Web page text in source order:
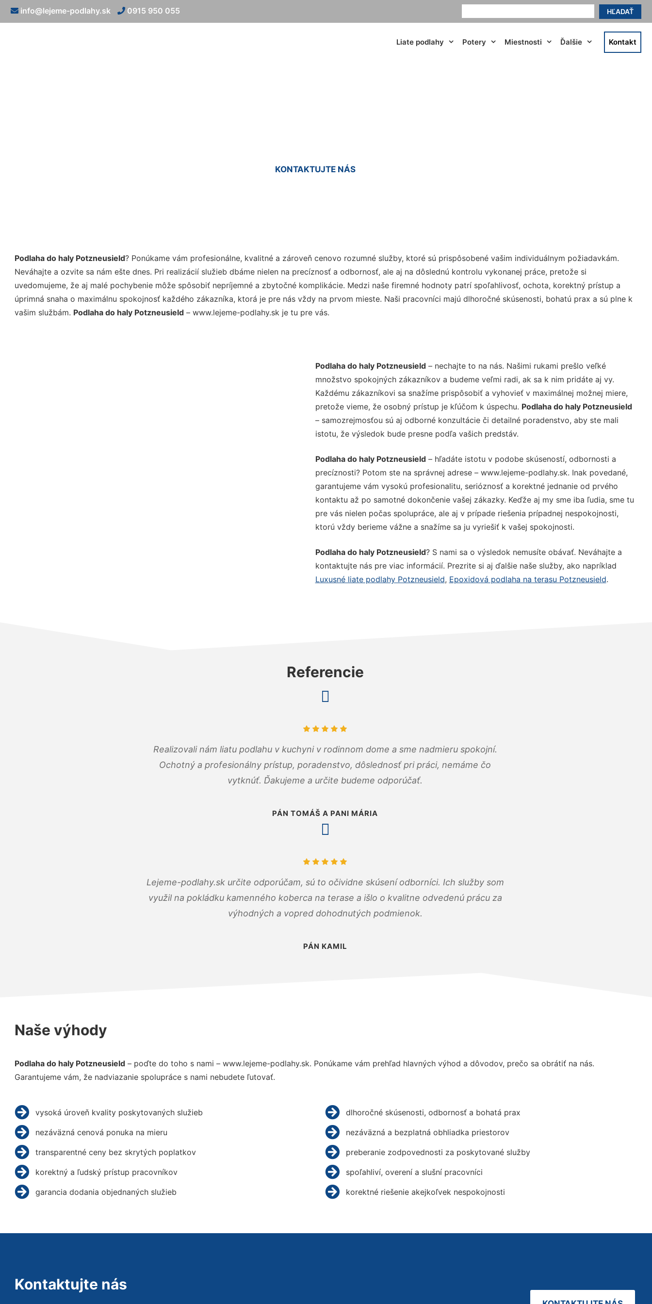
HĽADAŤ
info@lejeme-podlahy.sk 0915 950 055
Liate podlahy Potery Miestnosti Ďalšie Kontakt
KONTAKTUJTE NÁS
Podlaha do haly Potzneusield? Ponúkame vám profesionálne, kvalitné a zároveň cenovo rozumné služby, ktoré sú prispôsobené vašim individuálnym požiadavkám.
Neváhajte a ozvite sa nám ešte dnes. Pri realizácií služieb dbáme nielen na precíznosť a odbornosť, ale aj na dôslednú kontrolu vykonanej práce, pretože si
uvedomujeme, že aj malé pochybenie môže spôsobiť nepríjemné a zbytočné komplikácie. Medzi naše firemné hodnoty patrí spoľahlivosť, ochota, korektný prístup a
úprimná snaha o maximálnu spokojnosť každého zákazníka, ktorá je pre nás vždy na prvom mieste. Naši pracovníci majú dlhoročné skúsenosti, bohatú prax a sú plne k
vašim službám. Podlaha do haly Potzneusield – www.lejeme-podlahy.sk je tu pre vás.
Podlaha do haly Potzneusield– nechajte to na nás. Našimi rukami prešlo veľké
množstvo spokojných zákazníkov a budeme veľmi radi, ak sa k nim pridáte aj vy.
Každému zákazníkovi sa snažíme prispôsobiť a vyhovieť v maximálnej možnej miere,
pretože vieme, že osobný prístup je kľúčom k úspechu. Podlaha do haly Potzneusield
– samozrejmosťou sú aj odborné konzultácie či detailné poradenstvo, aby ste mali
istotu, že výsledok bude presne podľa vašich predstáv.
Podlaha do haly Potzneusield– hľadáte istotu v podobe skúseností, odbornosti a
precíznosti? Potom ste na správnej adrese – www.lejeme-podlahy.sk. Inak povedané,
garantujeme vám vysokú profesionalitu, serióznosť a korektné jednanie od prvého
kontaktu až po samotné dokončenie vašej zákazky. Keďže aj my sme iba ľudia, sme tu
pre vás nielen počas spolupráce, ale aj v prípade riešenia prípadnej nespokojnosti,
ktorú vždy berieme vážne a snažíme sa ju vyriešiť k vašej spokojnosti.
Podlaha do haly Potzneusield? S nami sa o výsledok nemusíte obávať. Neváhajte a
kontaktujte nás pre viac informácií. Prezrite si aj ďalšie naše služby, ako napríklad
Luxusné liate podlahy Potzneusield, Epoxidová podlaha na terasu Potzneusield.
Referencie
Realizovali nám liatu podlahu v kuchyni v rodinnom dome a sme nadmieru spokojní.
Ochotný a profesionálny prístup, poradenstvo, dôslednosť pri práci, nemáme čo
vytknúť. Ďakujeme a určite budeme odporúčať.
PÁN TOMÁŠ A PANI MÁRIA
Lejeme-podlahy.sk určite odporúčam, sú to očividne skúsení odborníci. Ich služby som
využil na pokládku kamenného koberca na terase a išlo o kvalitne odvedenú prácu za
výhodných a vopred dohodnutých podmienok.
PÁN KAMIL
Naše výhody
Podlaha do haly Potzneusield – poďte do toho s nami – www.lejeme-podlahy.sk. Ponúkame vám prehľad hlavných výhod a dôvodov, prečo sa obrátiť na nás.
Garantujeme vám, že nadviazanie spolupráce s nami nebudete ľutovať.
vysoká úroveň kvality poskytovaných služieb
nezáväzná cenová ponuka na mieru
transparentné ceny bez skrytých poplatkov
korektný a ľudský prístup pracovníkov
garancia dodania objednaných služieb
dlhoročné skúsenosti, odbornosť a bohatá prax
nezáväzná a bezplatná obhliadka priestorov
preberanie zodpovednosti za poskytované služby
spoľahliví, overení a slušní pracovníci
korektné riešenie akejkoľvek nespokojnosti
Kontaktujte nás